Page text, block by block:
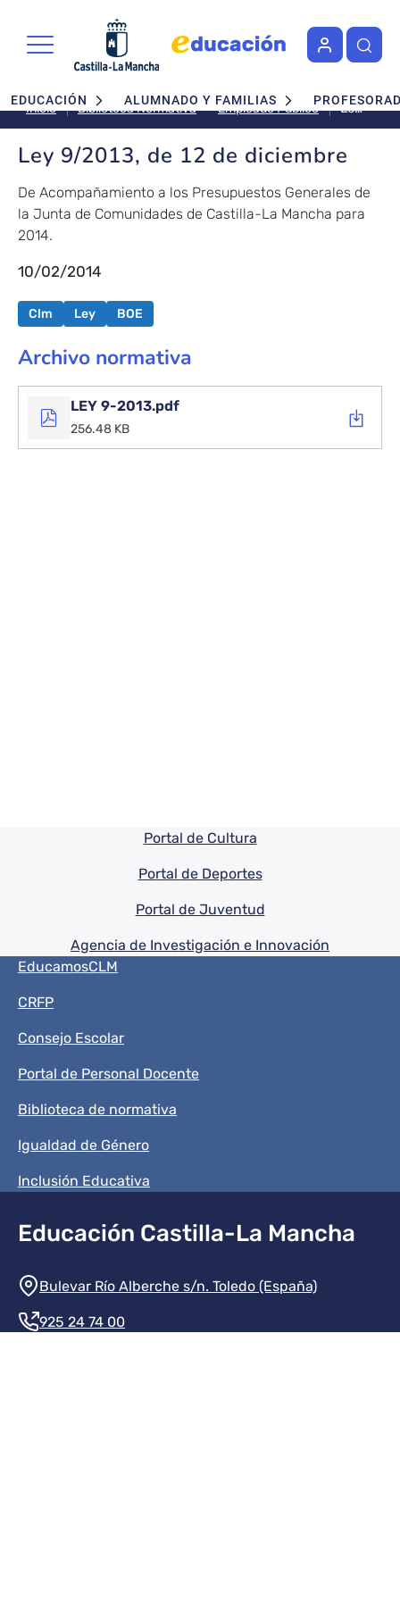
Navegación principal
EDUCACIÓN ALUMNADO Y FAMILIAS
Inicio Biblioteca Normativa Empleado Público
Ley
9/2013,
12
de
Ley 9/2013, de 12 de diciembre
De Acompañamiento a los Presupuestos Generales de
la Junta de Comunidades de Castilla-La Mancha para
2014.
10/02/2014
Clm Ley BOE
Archivo normativa
LEY 9-2013.pdf
256.48 KB
Pie de pagina información
Portal de Cultura
Portal de Deportes
Portal de Juventud
Agencia de Investigación e Innovación
Menú del pie
EducamosCLM
CRFP
Consejo Escolar
Portal de Personal Docente
Biblioteca de normativa
Igualdad de Género
Inclusión Educativa
Educación Castilla-La Mancha
Información de la institución
Bulevar Río Alberche s/n. Toledo (España)
925 24 74 00